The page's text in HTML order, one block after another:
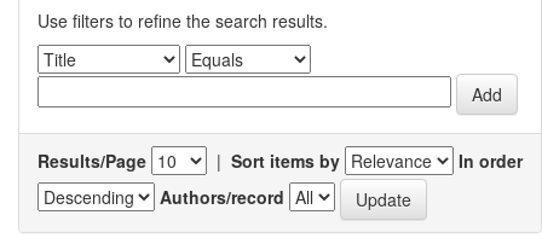
Use filters to refine the search results.
Results/Page | Sort items by
In order
Authors/record